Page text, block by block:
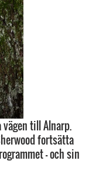
till Alnarp.
fortsätta
– och sin